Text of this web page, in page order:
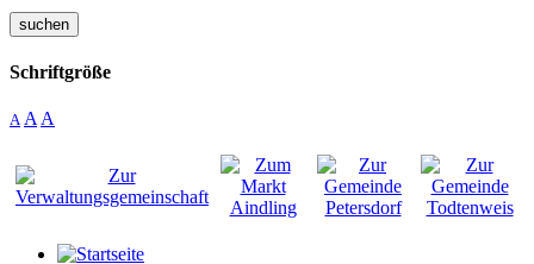
suchen
Schriftgröße
A A A